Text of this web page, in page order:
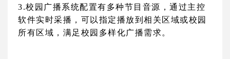
3.校园广播系统配置有多种节目音源，通过主控
软件实时采播，可以指定播放到相关区域或校园
所有区域，满足校园多样化广播需求。